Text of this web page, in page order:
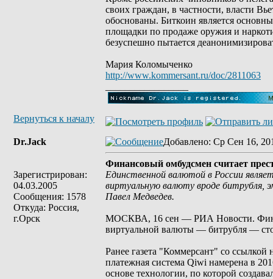
своих граждан, в частности, власти
обоснованы. Биткоин является
площадки по продаже оружия и
безуспешно пытается
Мария Коломыченко
http://www.kommersant.ru/doc/2811063
Вернуться к началу
Dr.Jack
Зарегистрирован:
04.03.2005
Сообщения: 1578
Откуда: Россия,
г.Орск
Добавлено: Ср Сен 16,
Финансовый омбудсмен считает
Единственной валютой в России
виртуальную валюту вроде битрубля,
Павел Медведев.
МОСКВА, 16 сен — РИА Новости.
виртуальной валюты — битрубля —
Ранее газета "Коммерсант" со
платежная система Qiwi намерена в
основе технологии, по которой